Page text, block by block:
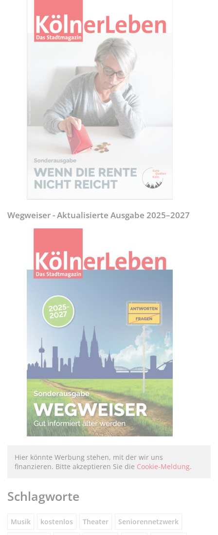
Wegweiser - Aktualisierte Ausgabe 2025–2027
Hier könnte Werbung stehen, mit der wir uns
finanzieren. Bitte akzeptieren Sie die Cookie-Meldung.
Schlagworte
Musik kostenlos Theater Seniorennetzwerk